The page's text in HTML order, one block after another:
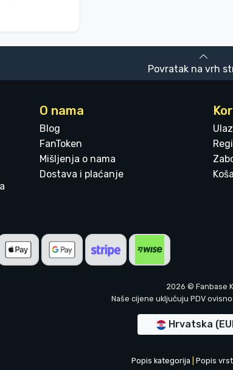
Povratak na vrh
O nama
Blog
FanToken
Mišljenja o nama
Dostava i plaćanje
2026 © Fanbase
Naše cijene uključuju PDV
Hrvatska
Popis kategorija Popis